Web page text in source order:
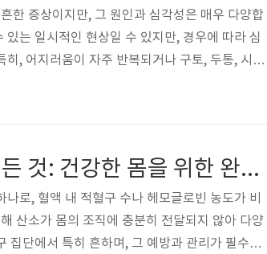
한 증상이지만, 그 원인과 심각성은 매우 다양합
는 일시적인 현상일 수 있지만, 경우에 따라 심
, 어지러움이 자주 반복되거나 구토, 두통, 시야
인 의료 조치를 받는 것이 중요합니다. 어지러
빈혈 예방과 치료에 대한 모든 것: 건강한 몸을 위한 완벽 가이드
로, 혈액 내 적혈구 수나 헤모글로빈 농도가 비
산소가 몸의 조직에 충분히 전달되지 않아 다양
집단에서 특히 흔하며, 그 예방과 관리가 필수적